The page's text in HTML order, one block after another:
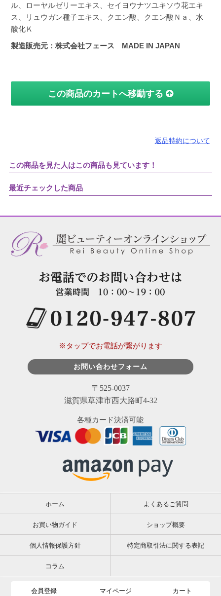
ル、ローヤルゼリーエキス、セイヨウナツユキソウ花エキ
ス、リュウガン種子エキス、クエン酸、クエン酸Ｎａ、水
酸化Ｋ
製造販売元：株式会社フェース MADE IN JAPAN
この商品のカートへ移動する
返品特約について
この商品を見た人はこの商品も見ています！
最近チェックした商品
※タップでお電話が繋がります
お問い合わせフォーム
〒525-0037
滋賀県草津市西大路町4-32
各種カード決済可能
ホーム よくあるご質問
お買い物ガイド ショップ概要
個人情報保護方針 特定商取引法に関する表記
コラム
会員登録 マイページ カート